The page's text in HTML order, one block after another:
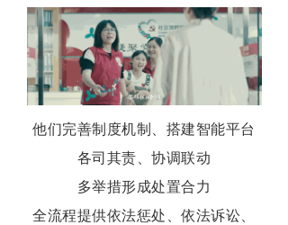
他们完善制度机制、搭建智能平台
各司其责、协调联动
多举措形成处置合力
全流程提供依法惩处、依法诉讼、